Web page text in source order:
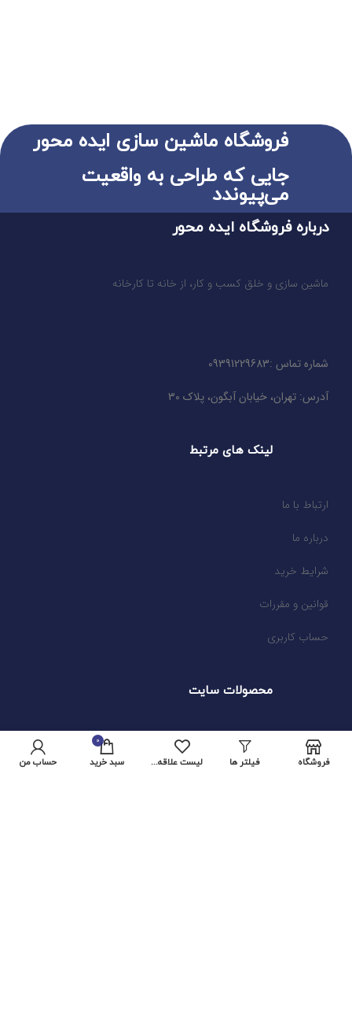
فروشگاه ماشین سازی ایده محور
جایی که طراحی به واقعیت
می‌پیوندد
درباره فروشگاه ایده محور
ماشین سازی و خلق کسب و کار، از خانه تا کارخانه
شماره تماس :09391229683
آدرس: تهران، خیابان آبگون، پلاک 30
لینک های مرتبط
ارتباط با ما
درباره ما
شرایط خرید
قوانین و مقررات
حساب کاربری
محصولات سایت
ماشین الات سی ان سی
فروشگاه فیلتر ها لیست علاقه مندی ها
0
سبد خرید حساب من